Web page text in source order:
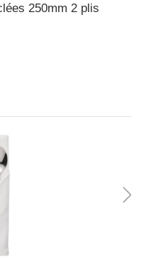
250mm 2 plis